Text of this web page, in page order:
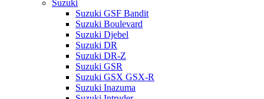
Suzuki
Suzuki GSF Bandit
Suzuki Boulevard
Suzuki Djebel
Suzuki DR
Suzuki DR-Z
Suzuki GSR
Suzuki GSX GSX-R
Suzuki Inazuma